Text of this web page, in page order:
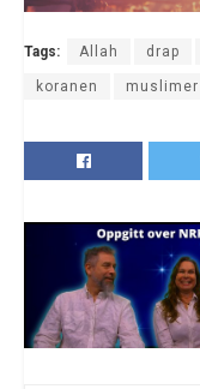
Tags: Allah drap
koranen muslimer